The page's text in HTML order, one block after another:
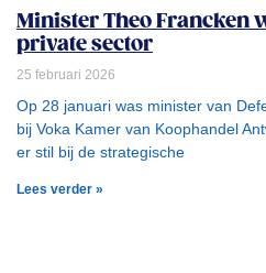
Minister Theo Francken
private sector
25 februari 2026
Op 28 januari was minister van
bij Voka Kamer van Koophandel
er stil bij de strategische
Lees verder »